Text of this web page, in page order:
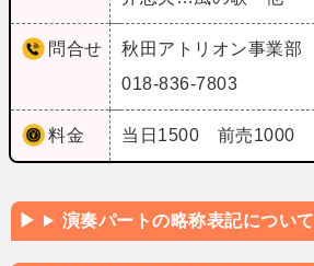
問合せ
秋田アトリオン事業部
018-836-7803
料金 当日1500 前売1000
演奏パートの略称表記について